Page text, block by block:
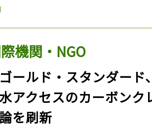
機関・NGO
ゴールド・スタンダード
アクセスのカーボンク
を刷新